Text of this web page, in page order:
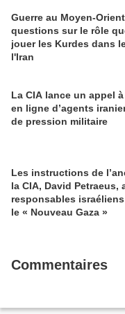
Guerre au Moyen-
questions sur le rôle
jouer les Kurdes dans
l'Iran
La CIA lance un appel
en ligne d’agents
de pression militaire
Les instructions de
la CIA, David Petraeus,
responsables
le « Nouveau Gaza »
Commentaires